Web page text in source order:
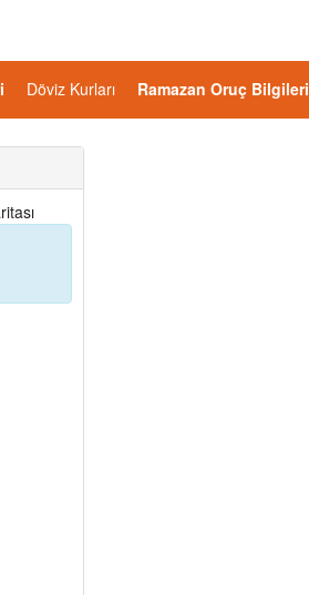
Döviz Kurları Ramazan Oruç Bilgileri